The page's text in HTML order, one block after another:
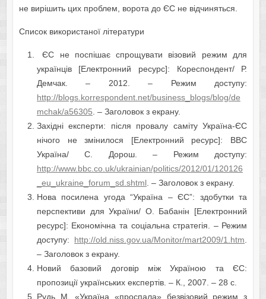
не вирішить цих проблем, ворота до ЄС не відчиняться.
Список використаної літератури
ЄС не поспішає спрощувати візовий режим для
українців [Електронний ресурс]: Кореспондент/ Р.
Демчак. – 2012. – Режим доступу:
http://blogs.korrespondent.net/business_blogs/blog/de
mchak/a56305. – Заголовок з екрану.
Західні експерти: після провалу саміту Україна-ЄС
нічого не змінилося [Електронний ресурс]: ВВС
Україна/ С. Дорош. – Режим доступу:
http://www.bbc.co.uk/ukrainian/politics/2012/01/120126
_eu_ukraine_forum_sd.shtml. – Заголовок з екрану.
Нова посилена угода “Україна – ЄС”: здобутки та
перспективи для України/ О. Бабанін [Електронний
ресурс]: Економічна та соціальна стратегія. – Режим
доступу: http://old.niss.gov.ua/Monitor/mart2009/1.htm.
– Заголовок з екрану.
Новий базовий договір між Україною та ЄС:
пропозиції українських експертів. – К., 2007. – 28 с.
Рудь М. «Україна «проспала» безвізовий режим з